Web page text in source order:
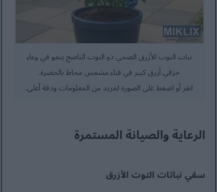
نبات التوت الأزرق الصحي ذو التوت الناضج ينمو في وعاء
خزفي أزرق كبير في فناء مشمس محاط بالخضرة.
انقر أو اضغط على الصورة لمزيد من المعلومات ودقة أعلى.
الرعاية والصيانة المستمرة
سقي نباتات التوت الأزرق